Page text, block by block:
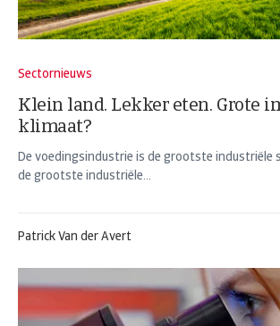
Sectornieuws
Klein land. Lekker eten. Grote
klimaat?
De voedingsindustrie is de grootste industriële
de grootste industriële...
Patrick Van der Avert